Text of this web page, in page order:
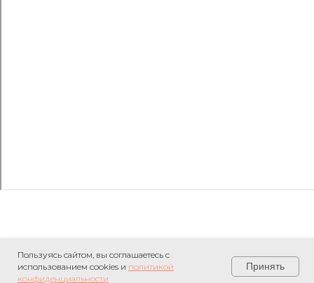
Пользуясь сайтом, вы соглашаетесь с
использованием cookies и политикой
конфиденциальности
Принять